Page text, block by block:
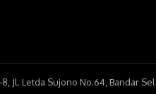
Jl. Letda Sujono No.64, Bandar